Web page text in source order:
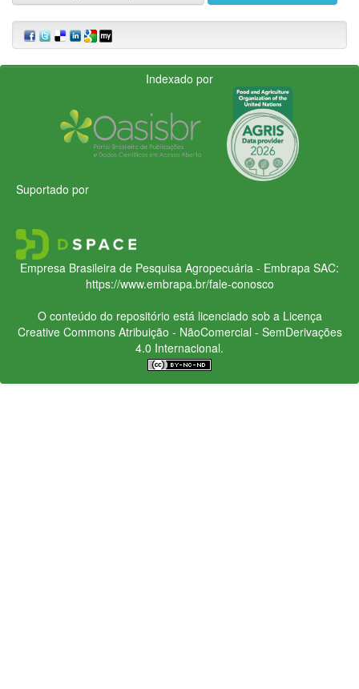
Indexado por
Suportado por
Empresa Brasileira de Pesquisa Agropecuária - Embrapa SAC:
https://www.embrapa.br/fale-conosco
O conteúdo do repositório está licenciado sob a Licença
Creative CommonsAtribuição - NãoComercial - SemDerivações
4.0 Internacional.